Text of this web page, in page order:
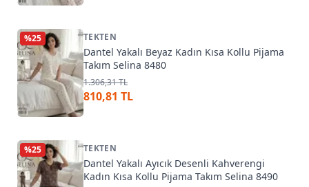
%25 TEKTEN
Dantel Yakalı Beyaz Kadın Kısa Kollu Pijama
Takım Selina 8480
1.306,31 TL
810,81 TL
%25 TEKTEN
Dantel Yakalı Ayıcık Desenli Kahverengi
Kadın Kısa Kollu Pijama Takım Selina 8490